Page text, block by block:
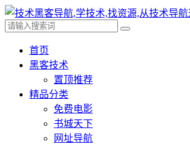
首页
黑客技术
置顶推荐
精品分类
免费电影
书城天下
网址导航